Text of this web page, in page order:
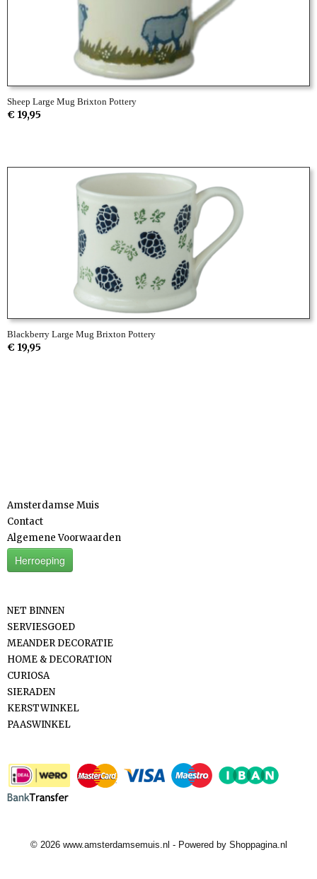
Sheep Large Mug Brixton Pottery
€ 19,95
Blackberry Large Mug Brixton Pottery
€ 19,95
Amsterdamse Muis
Contact
Algemene Voorwaarden
Herroeping
NET BINNEN
SERVIESGOED
MEANDER DECORATIE
HOME & DECORATION
CURIOSA
SIERADEN
KERSTWINKEL
PAASWINKEL
© 2026 www.amsterdamsemuis.nl - Powered by Shoppagina.nl